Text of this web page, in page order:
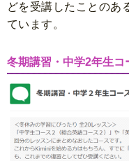
どを受講したことのあ
ています。
冬期講習・中学2年生コ